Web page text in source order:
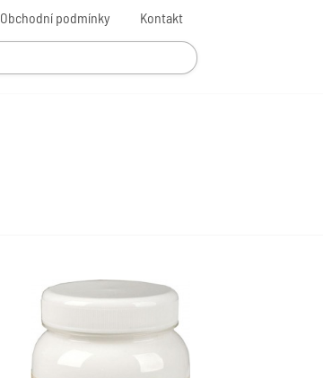
Obchodní podmínky Kontakt